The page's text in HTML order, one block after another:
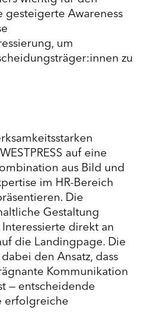
gesteigerte Awareness
um
zu
auf eine
aus Bild und
im HR-Bereich
Die
Gestaltung
direkt an
die Landingpage. Die
den Ansatz, dass
Kommunikation
— entscheidende
erfolgreiche